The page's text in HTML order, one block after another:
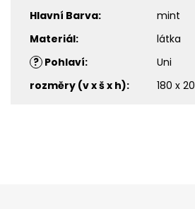
Hlavní Barva:
mint
Materiál:
látka
? Pohlaví:
Uni
rozměry (v x š x h): 180 x